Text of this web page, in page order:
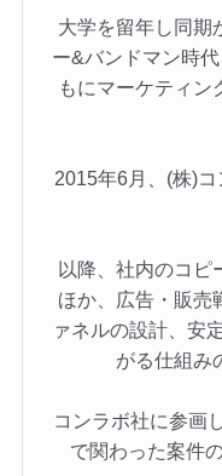
大学を留年し同期
ー&バンドマン時
もにマーケティン
2015年6月、(株)
以降、社内のコピ
ほか、広告・販売
ァネルの設計、安
がる仕組み
コンラボ社に参画
で関わった案件